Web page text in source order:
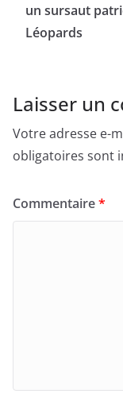
un sursaut
Léopards
Laisser un
Votre adresse e-
obligatoires sont
Commentaire*